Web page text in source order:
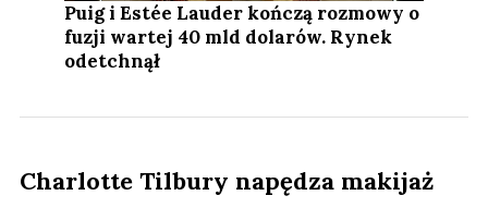
Puig i Estée Lauder kończą rozmowy o
fuzji wartej 40 mld dolarów. Rynek
odetchnął
Charlotte Tilbury napędza makijaż